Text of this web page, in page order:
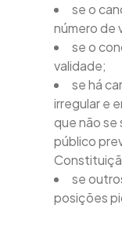
se o
número de
se o
validade;
se há
irregular e
que não se
público
se
posições